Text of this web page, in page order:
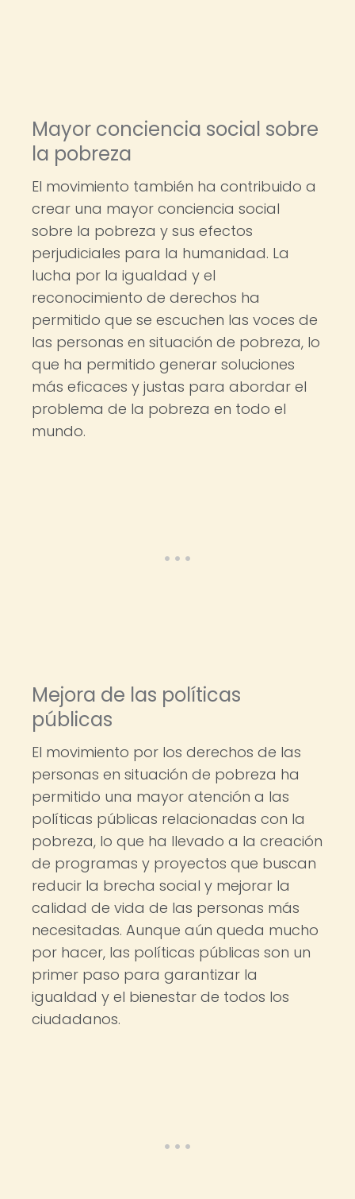
Mayor conciencia social sobre
la pobreza
El movimiento también ha contribuido a
crear una mayor conciencia social
sobre la pobreza y sus efectos
perjudiciales para la humanidad. La
lucha por la igualdad y el
reconocimiento de derechos ha
permitido que se escuchen las voces de
las personas en situación de pobreza, lo
que ha permitido generar soluciones
más eficaces y justas para abordar el
problema de la pobreza en todo el
mundo.
Mejora de las políticas
públicas
El movimiento por los derechos de las
personas en situación de pobreza ha
permitido una mayor atención a las
políticas públicas relacionadas con la
pobreza, lo que ha llevado a la creación
de programas y proyectos que buscan
reducir la brecha social y mejorar la
calidad de vida de las personas más
necesitadas. Aunque aún queda mucho
por hacer, las políticas públicas son un
primer paso para garantizar la
igualdad y el bienestar de todos los
ciudadanos.